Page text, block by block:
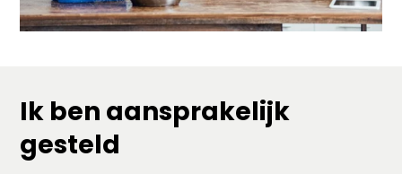
Ik ben aansprakelijk
gesteld